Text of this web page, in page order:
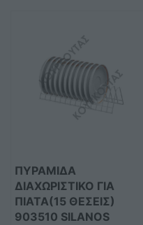
ΠΥΡΑΜΙΔΑ
ΔΙΑΧΩΡΙΣΤΙΚΟ ΓΙΑ
ΠΙΑΤΑ(15 ΘΕΣΕΙΣ)
903510 SILANOS